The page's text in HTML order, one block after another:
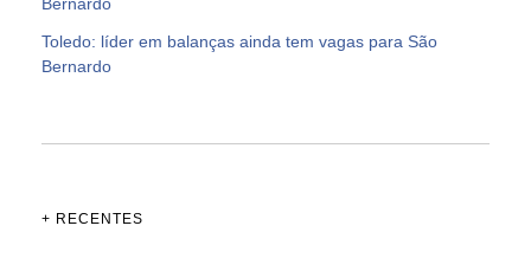
Toledo: líder em balanças ainda tem vagas para São
Bernardo
+ RECENTES